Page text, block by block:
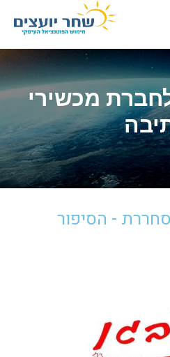
מכשירי
- הסיפור